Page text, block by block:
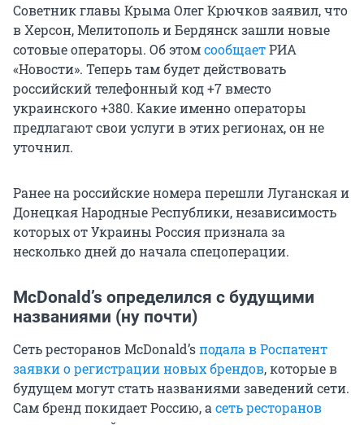
Советник главы Крыма Олег Крючков заявил, что
в Херсон, Мелитополь и Бердянск зашли новые
сотовые операторы. Об этомсообщаетРИА
«Новости». Теперь там будет действовать
российский телефонный код +7 вместо
украинского +380. Какие именно операторы
предлагают свои услуги в этих регионах, он не
уточнил.
Ранее на российские номера перешли Луганская и
Донецкая Народные Республики, независимость
которых от Украины Россия признала за
несколько дней до начала спецоперации.
McDonald’s определился с будущими
названиями (ну почти)
Сеть ресторанов McDonald’sподала в Роспатент
заявки о регистрации новых брендов, которые в
будущем могут стать названиями заведений сети.
Сам бренд покидает Россию, а сеть ресторанов